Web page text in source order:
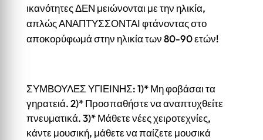
ικανότητες ΔΕΝ μειώνονται με την ηλικία,
απλώς ΑΝΑΠΤΥΣΣΟΝΤΑΙ φτάνοντας στο
αποκορύφωμά στην ηλικία των 80-90 ετών!
ΣΥΜΒΟΥΛΕΣ ΥΓΙΕΙΝΗΣ: 1)* Μη φοβάσαι τα
γηρατειά. 2)* Προσπαθήστε να αναπτυχθείτε
πνευματικά. 3)* Μάθετε νέες χειροτεχνίες,
κάντε μουσική, μάθετε να παίζετε μουσικά